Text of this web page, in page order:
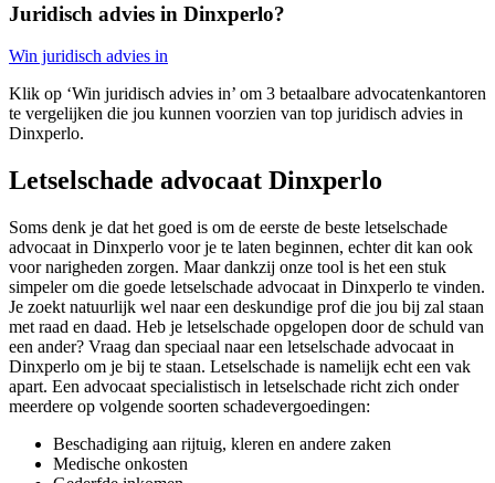
Juridisch advies in Dinxperlo?
Win juridisch advies in
Klik op ‘Win juridisch advies in’ om 3 betaalbare advocatenkantoren
te vergelijken die jou kunnen voorzien van top juridisch advies in
Dinxperlo.
Letselschade advocaat Dinxperlo
Soms denk je dat het goed is om de eerste de beste letselschade
advocaat in Dinxperlo voor je te laten beginnen, echter dit kan ook
voor narigheden zorgen. Maar dankzij onze tool is het een stuk
simpeler om die goede letselschade advocaat in Dinxperlo te vinden.
Je zoekt natuurlijk wel naar een deskundige prof die jou bij zal staan
met raad en daad. Heb je letselschade opgelopen door de schuld van
een ander? Vraag dan speciaal naar een letselschade advocaat in
Dinxperlo om je bij te staan. Letselschade is namelijk echt een vak
apart. Een advocaat specialistisch in letselschade richt zich onder
meerdere op volgende soorten schadevergoedingen:
Beschadiging aan rijtuig, kleren en andere zaken
Medische onkosten